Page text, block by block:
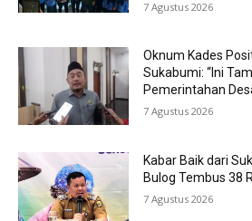
7 Agustus 2026
Oknum Kades
Sukabumi: “Ini
Pemerintahan
7 Agustus 2026
Kabar Baik dari
Bulog Tembus 38
7 Agustus 2026